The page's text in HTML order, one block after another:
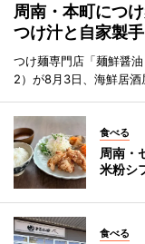
周南・本町につ
つけ汁と自家製
つけ麺専門店「麺鮮醤
2）が8月3日、海鮮居酒
食べる
周南・
米粉シ
食べる